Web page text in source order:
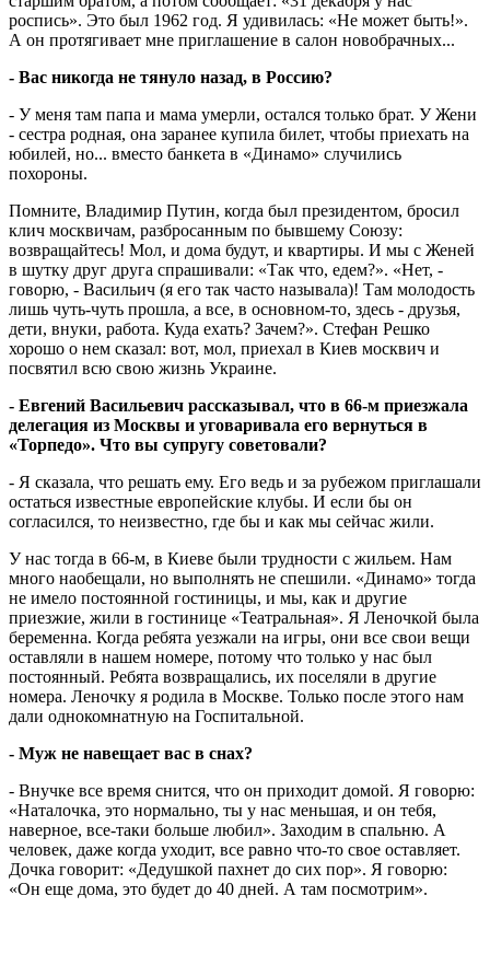
роспись». Это был 1962 год. Я удивилась: «Не может быть!».
А он протягивает мне приглашение в салон новобрачных...
- Вас никогда не тянуло назад, в Россию?
- У меня там папа и мама умерли, остался только брат. У Жени
- сестра родная, она заранее купила билет, чтобы приехать на
юбилей, но... вместо банкета в «Динамо» случились
похороны.
Помните, Владимир Путин, когда был президентом, бросил
клич москвичам, разбросанным по бывшему Союзу:
возвращайтесь! Мол, и дома будут, и квартиры. И мы с Женей
в шутку друг друга спрашивали: «Так что, едем?». «Нет, -
говорю, - Васильич (я его так часто называла)! Там молодость
лишь чуть-чуть прошла, а все, в основном-то, здесь - друзья,
дети, внуки, работа. Куда ехать? Зачем?». Стефан Решко
хорошо о нем сказал: вот, мол, приехал в Киев москвич и
посвятил всю свою жизнь Украине.
- Евгений Васильевич рассказывал, что в 66-м приезжала
делегация из Москвы и уговаривала его вернуться в
«Торпедо». Что вы супругу советовали?
- Я сказала, что решать ему. Его ведь и за рубежом приглашали
остаться известные европейские клубы. И если бы он
согласился, то неизвестно, где бы и как мы сейчас жили.
У нас тогда в 66-м, в Киеве были трудности с жильем. Нам
много наобещали, но выполнять не спешили. «Динамо» тогда
не имело постоянной гостиницы, и мы, как и другие
приезжие, жили в гостинице «Театральная». Я Леночкой была
беременна. Когда ребята уезжали на игры, они все свои вещи
оставляли в нашем номере, потому что только у нас был
постоянный. Ребята возвращались, их поселяли в другие
номера. Леночку я родила в Москве. Только после этого нам
дали однокомнатную на Госпитальной.
- Муж не навещает вас в снах?
- Внучке все время снится, что он приходит домой. Я говорю:
«Наталочка, это нормально, ты у нас меньшая, и он тебя,
наверное, все-таки больше любил». Заходим в спальню. А
человек, даже когда уходит, все равно что-то свое оставляет.
Дочка говорит: «Дедушкой пахнет до сих пор». Я говорю:
«Он еще дома, это будет до 40 дней. А там посмотрим».